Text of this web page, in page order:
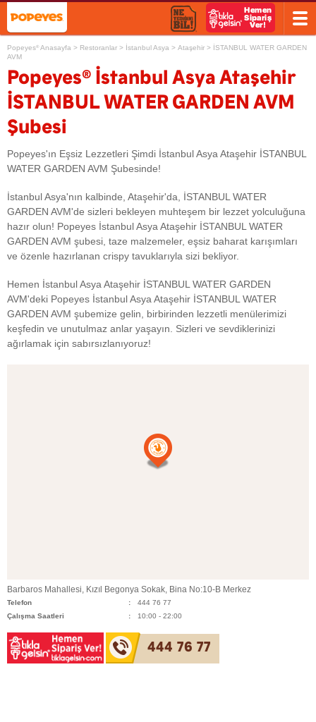
Popeyes® Anasayfa > Restoranlar > İstanbul Asya > Ataşehir > İSTANBUL WATER GARDEN
AVM
Popeyes®
İstanbul Asya Ataşehir
İSTANBUL WATER GARDEN AVM
Şubesi
Popeyes'ın Eşsiz Lezzetleri Şimdi İstanbul Asya Ataşehir İSTANBUL
WATER GARDEN AVM Şubesinde!
İstanbul Asya'nın kalbinde, Ataşehir'da, İSTANBUL WATER
GARDEN AVM'de sizleri bekleyen muhteşem bir lezzet yolculuğuna
hazır olun! Popeyes İstanbul Asya Ataşehir İSTANBUL WATER
GARDEN AVM şubesi, taze malzemeler, eşsiz baharat karışımları
ve özenle hazırlanan crispy tavuklarıyla sizi bekliyor.
Hemen İstanbul Asya Ataşehir İSTANBUL WATER GARDEN
AVM'deki Popeyes İstanbul Asya Ataşehir İSTANBUL WATER
GARDEN AVM şubemize gelin, birbirinden lezzetli menülerimizi
keşfedin ve unutulmaz anlar yaşayın. Sizleri ve sevdiklerinizi
ağırlamak için sabırsızlanıyoruz!
Barbaros Mahallesi, Kızıl Begonya Sokak, Bina No:10-B Merkez
Telefon
444 76 77
Çalışma Saatleri
10:00 - 22:00
444 76 77